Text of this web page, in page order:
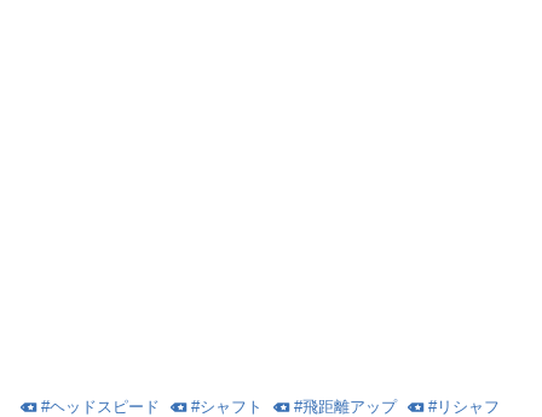
#ヘッドスピード #シャフト #飛距離アップ #リシャフ